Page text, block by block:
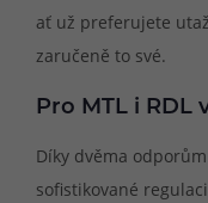
ať už preferujete
zaručeně to své.
Pro MTL i RDL
Díky dvěma
sofistikované